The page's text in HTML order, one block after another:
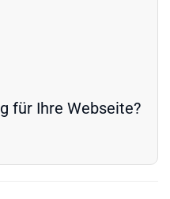
für Ihre Webseite?